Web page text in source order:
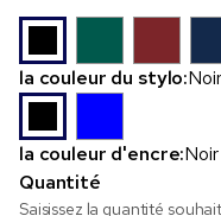
la couleur du stylo:Noir
la couleur d'encre:Noir
Quantité
Saisissez la quantité